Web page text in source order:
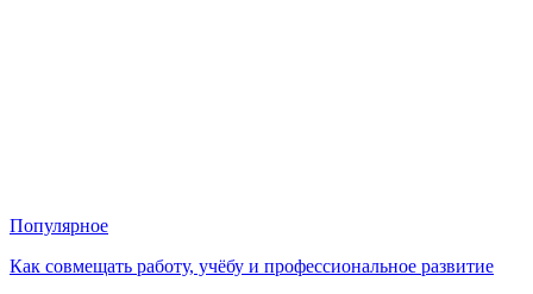
Популярное
Как совмещать работу, учёбу и профессиональное развитие